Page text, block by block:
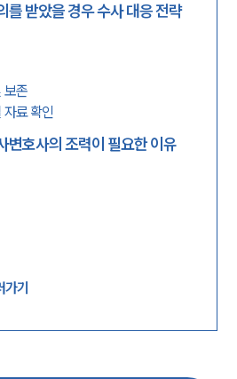
를 받았을 경우 수사 대응 전략
보존
자료 확인
변호사의 조력이 필요한 이유
가기